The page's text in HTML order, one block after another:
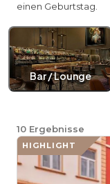
einen Geburtstag.
Bar / Lounge
10 Ergebnisse
HIGHLIGHT